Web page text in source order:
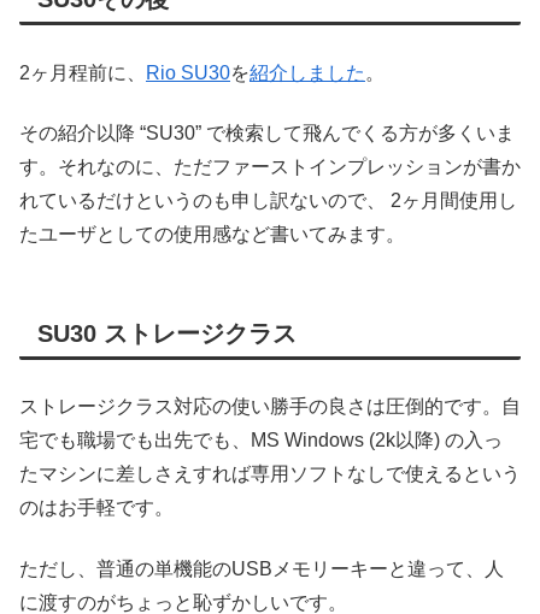
2ヶ月程前に、 Rio SU30を紹介しました 。
その紹介以降 “SU30” で検索して飛んでくる方が多くいま
す。それなのに、ただファーストインプレッションが書か
れているだけというのも申し訳ないので、 2ヶ月間使用し
たユーザとしての使用感など書いてみます。
SU30 ストレージクラス
ストレージクラス対応の使い勝手の良さは圧倒的です。自
宅でも職場でも出先でも、MS Windows (2k以降) の入っ
たマシンに差しさえすれば専用ソフトなしで使えるという
のはお手軽です。
ただし、普通の単機能のUSBメモリーキーと違って、人
に渡すのがちょっと恥ずかしいです。